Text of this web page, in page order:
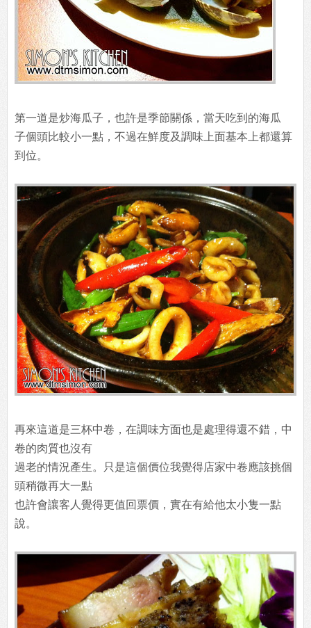
第一道是炒海瓜子，也許是季節關係，當天吃到的海瓜
子個頭比較小一點，不過在鮮度及調味上面基本上都還算
到位。
再來這道是三杯中卷，在調味方面也是處理得還不錯，中
卷的肉質也沒有
過老的情況產生。只是這個價位我覺得店家中卷應該挑個
頭稍微再大一點
也許會讓客人覺得更值回票價，實在有給他太小隻一點
說。